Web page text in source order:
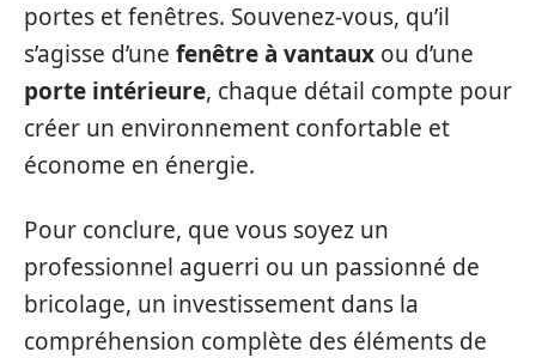
portes et fenêtres. Souvenez-vous, qu’il
s’agisse d’une fenêtre à vantaux ou d’une
porte intérieure, chaque détail compte pour
créer un environnement confortable et
économe en énergie.
Pour conclure, que vous soyez un
professionnel aguerri ou un passionné de
bricolage, un investissement dans la
compréhension complète des éléments de